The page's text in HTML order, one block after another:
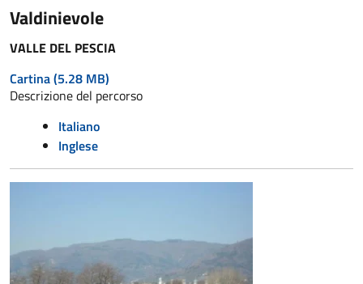
Valdinievole
VALLE DEL PESCIA
Cartina(5.28 MB)
Descrizione del percorso
Italiano
Inglese